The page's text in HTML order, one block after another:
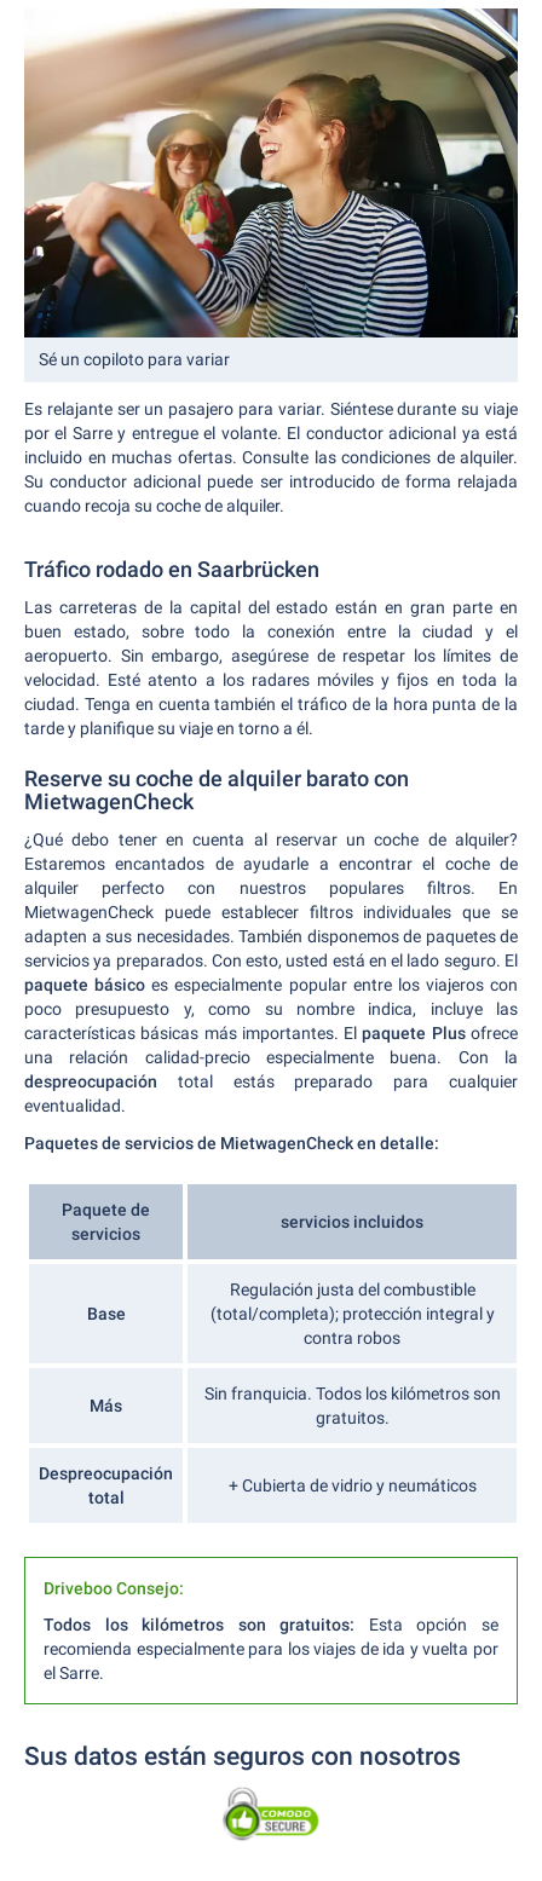
Sé un copiloto para variar
Es relajante ser un pasajero para variar. Siéntese durante su viaje
por el Sarre y entregue el volante. El conductor adicional ya está
incluido en muchas ofertas. Consulte las condiciones de alquiler.
Su conductor adicional puede ser introducido de forma relajada
cuando recoja su coche de alquiler.
Tráfico rodado en Saarbrücken
Las carreteras de la capital del estado están en gran parte en
buen estado, sobre todo la conexión entre la ciudad y el
aeropuerto. Sin embargo, asegúrese de respetar los límites de
velocidad. Esté atento a los radares móviles y fijos en toda la
ciudad. Tenga en cuenta también el tráfico de la hora punta de la
tarde y planifique su viaje en torno a él.
Reserve su coche de alquiler barato con
MietwagenCheck
¿Qué debo tener en cuenta al reservar un coche de alquiler?
Estaremos encantados de ayudarle a encontrar el coche de
alquiler perfecto con nuestros populares filtros. En
MietwagenCheck puede establecer filtros individuales que se
adapten a sus necesidades. También disponemos de paquetes de
servicios ya preparados. Con esto, usted está en el lado seguro. El
paquete básico es especialmente popular entre los viajeros con
poco presupuesto y, como su nombre indica, incluye las
características básicas más importantes. Elpaquete Plusofrece
una relación calidad-precio especialmente buena. Con la
despreocupación total estás preparado para cualquier
eventualidad.
Paquetes de servicios de MietwagenCheck en detalle:
Paquete de
servicios
servicios incluidos
Base
Regulación justa del combustible
(total/completa); protección integral y
contra robos
Más
Sin franquicia. Todos los kilómetros son
gratuitos.
Despreocupación
total
+ Cubierta de vidrio y neumáticos
Driveboo Consejo:
Todos los kilómetros son gratuitos: Esta opción se
recomienda especialmente para los viajes de ida y vuelta por
el Sarre.
Sus datos están seguros con nosotros